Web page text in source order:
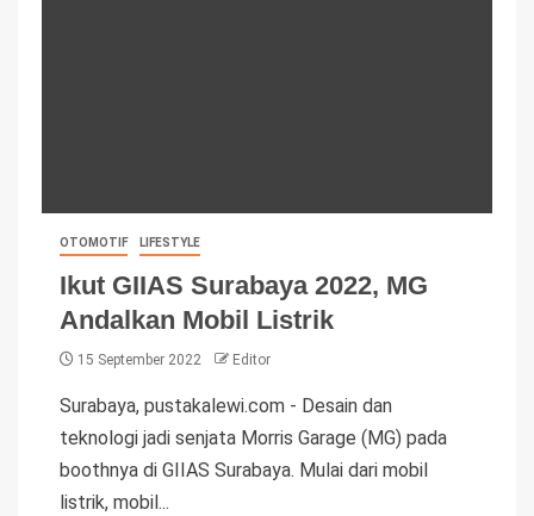
OTOMOTIF LIFESTYLE
Ikut GIIAS Surabaya 2022, MG
Andalkan Mobil Listrik
15 September 2022 Editor
Surabaya, pustakalewi.com - Desain dan
teknologi jadi senjata Morris Garage (MG) pada
boothnya di GIIAS Surabaya. Mulai dari mobil
listrik, mobil...